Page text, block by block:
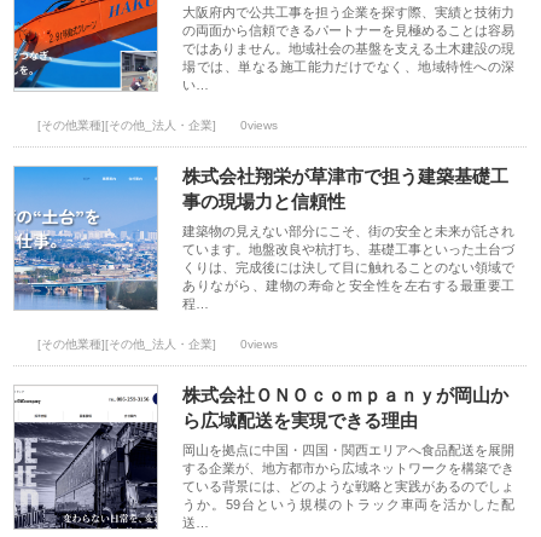
大阪府内で公共工事を担う企業を探す際、実績と技術力
の両面から信頼できるパートナーを見極めることは容易
ではありません。地域社会の基盤を支える土木建設の現
場では、単なる施工能力だけでなく、地域特性への深
い…
[その他業種][その他_法人・企業] 0views
株式会社翔栄が草津市で担う建築基礎工
事の現場力と信頼性
建築物の見えない部分にこそ、街の安全と未来が託され
ています。地盤改良や杭打ち、基礎工事といった土台づ
くりは、完成後には決して目に触れることのない領域で
ありながら、建物の寿命と安全性を左右する最重要工
程…
[その他業種][その他_法人・企業] 0views
株式会社ＯＮＯｃｏｍｐａｎｙが岡山か
ら広域配送を実現できる理由
岡山を拠点に中国・四国・関西エリアへ食品配送を展開
する企業が、地方都市から広域ネットワークを構築でき
ている背景には、どのような戦略と実践があるのでしょ
うか。59台という規模のトラック車両を活かした配
送…